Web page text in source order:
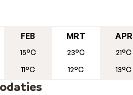
FEB
15°C
11°C
MRT
23°C
12°C
APR
21°C
13°C